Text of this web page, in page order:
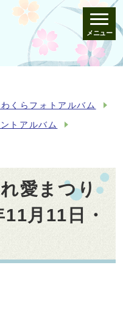
メニュー
くらフォトアルバム
トアルバム
愛まつり
月11日・